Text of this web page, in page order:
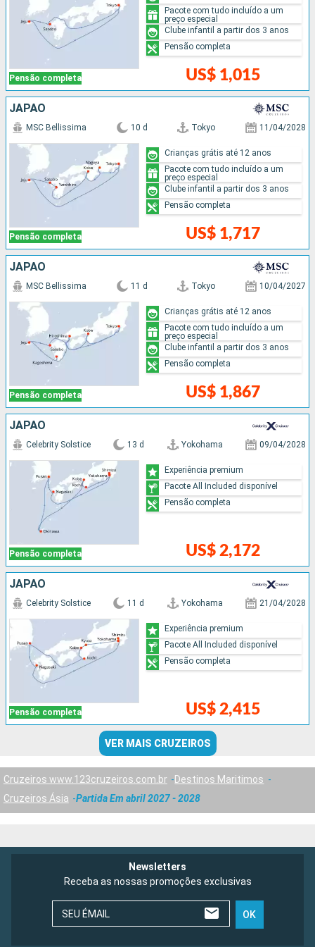
Pensão completa US$ 1,015
Pacote com tudo incluído a um
preço especial
Clube infantil a partir dos 3 anos
Pensão completa
JAPÃO
Pensão completa
MSC Bellissima 10 d Tokyo 11/04/2028
US$ 1,717
Crianças grátis até 12 anos
Pacote com tudo incluído a um
preço especial
Clube infantil a partir dos 3 anos
Pensão completa
JAPÃO
Pensão completa
MSC Bellissima 11 d Tokyo 10/04/2027
US$ 1,867
Crianças grátis até 12 anos
Pacote com tudo incluído a um
preço especial
Clube infantil a partir dos 3 anos
Pensão completa
JAPÃO
Pensão completa
Celebrity Solstice 13 d Yokohama 09/04/2028
US$ 2,172
Experiência premium
Pacote All Included disponível
Pensão completa
JAPÃO
Pensão completa
Celebrity Solstice 11 d Yokohama 21/04/2028
US$ 2,415
Experiência premium
Pacote All Included disponível
Pensão completa
VER MAIS CRUZEIROS
Cruzeiros www.123cruzeiros.com.br
Destinos Maritimos
Cruzeiros Ásia
Partida Em abril 2027 - 2028
Newsletters
Receba as nossas promoções exclusivas
SEU ÉMAIL OK